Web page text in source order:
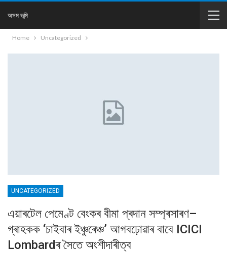
অসম ভূমি
Home Uncategorized
UNCATEGORIZED
এয়াৰটেল পেমেণ্ট বেংকৰ বীমা প্ৰদান সম্প্ৰসাৰণ–
গ্ৰাহকক ‘চাইবাৰ ইঞ্চুৰেঞ্চ’ আগবঢ়োৱাৰ বাবে ICICI
Lombardৰ সৈতে অংশীদাৰীত্ব